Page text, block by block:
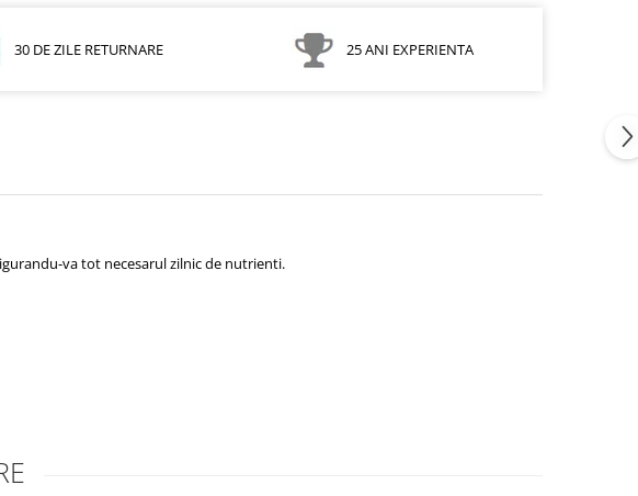
30 DE ZILE RETURNARE 25 ANI EXPERIENTA
va tot necesarul zilnic de nutrienti.